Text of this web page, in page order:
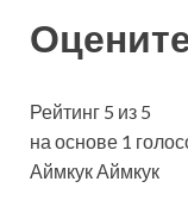
Рейтинг 5 из 5
на основе 1
Аймкук Аймкук